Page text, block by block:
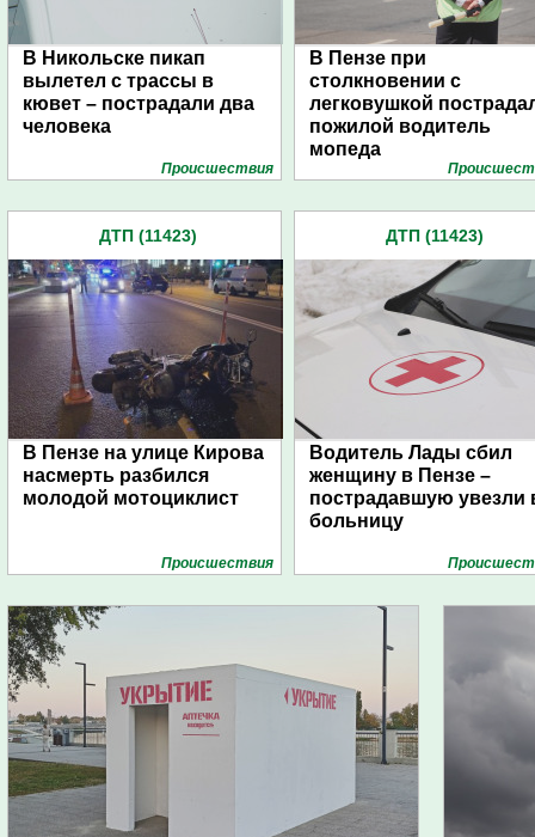
В Никольске пикап
вылетел с трассы в
кювет – пострадали два
человека
Проиcшествия
В Пензе при
столкновении с
легковушкой
пожилой водитель
мопеда
ДТП (11423)
В Пензе на улице Кирова
насмерть разбился
молодой мотоциклист
Проиcшествия
ДТП (11423)
Водитель Лады сбил
женщину в Пензе –
пострадавшую увезли
больницу